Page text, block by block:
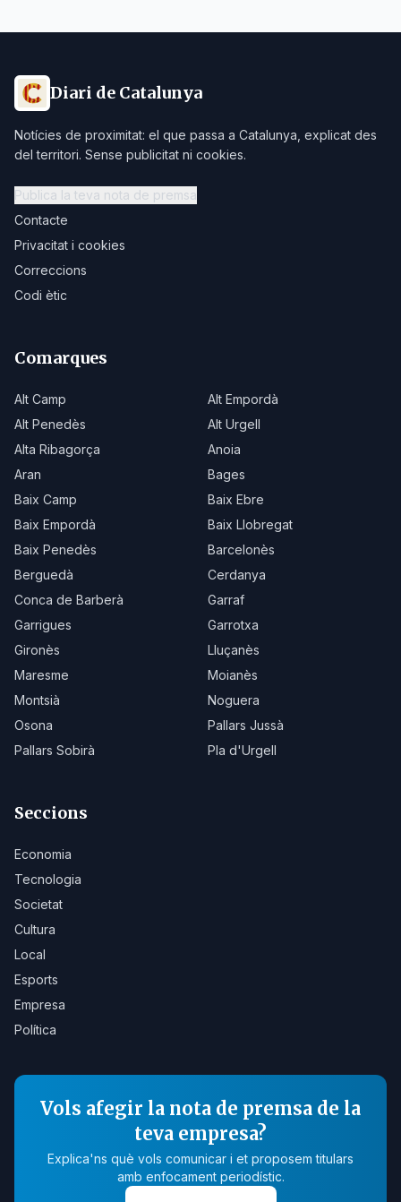
Diari de Catalunya
Notícies de proximitat: el que passa a Catalunya, explicat des
del territori. Sense publicitat ni cookies.
Publica la teva nota de premsa
Contacte
Privacitat i cookies
Correccions
Codi ètic
Comarques
Alt Camp
Alt Empordà
Alt Penedès
Alt Urgell
Alta Ribagorça
Anoia
Aran
Bages
Baix Camp
Baix Ebre
Baix Empordà
Baix Llobregat
Baix Penedès
Barcelonès
Berguedà
Cerdanya
Conca de Barberà
Garraf
Garrigues
Garrotxa
Gironès
Lluçanès
Maresme
Moianès
Montsià
Noguera
Osona
Pallars Jussà
Pallars Sobirà
Pla d'Urgell
Seccions
Economia
Tecnologia
Societat
Cultura
Local
Esports
Empresa
Política
Vols afegir la nota de premsa de la
teva empresa?
Explica'ns què vols comunicar i et proposem titulars
amb enfocament periodístic.